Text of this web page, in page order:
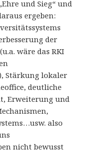
und Sieg“ und
ergeben:
der
wäre das RKI
Stärkung lokaler
deutliche
Erweiterung und
also
nicht bewusst